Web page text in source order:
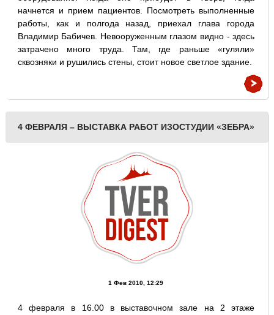
начнется и прием пациентов. Посмотреть выполненные
работы, как и полгода назад, приехал глава города
Владимир Бабичев. Невооруженным глазом видно - здесь
затрачено много труда. Там, где раньше «гуляли»
сквозняки и рушились стены, стоит новое светлое здание.
4 ФЕВРАЛЯ – ВЫСТАВКА РАБОТ ИЗОСТУДИИ «ЗЕБРА»
1 Фев 2010, 12:29
4 февраля в 16.00 в выставочном зале на 2 этаже